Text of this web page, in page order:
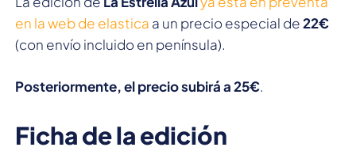
en la web de elastica a un precio especial de22€
(con envío incluido en península).
Posteriormente, el precio subirá a 25€.
Ficha de la edición